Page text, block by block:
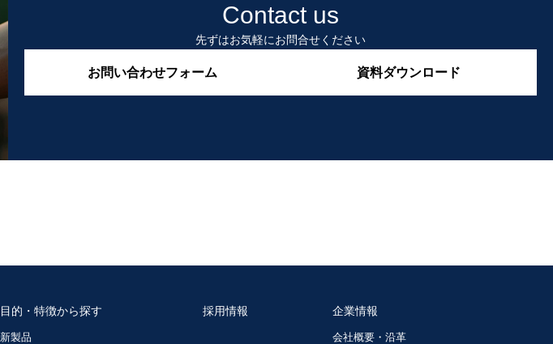
Contact us
先ずはお気軽にお問合せください
お問い合わせフォーム 資料ダウンロード
目的・特徴から探す
新製品
採用情報 企業情報
会社概要・沿革